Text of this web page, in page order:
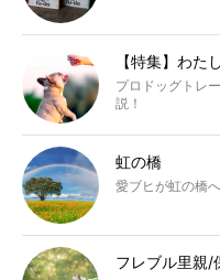
【特集】わた
プロドッグトレ
説！
虹の橋
愛ブヒが虹の橋
フレブル里親/